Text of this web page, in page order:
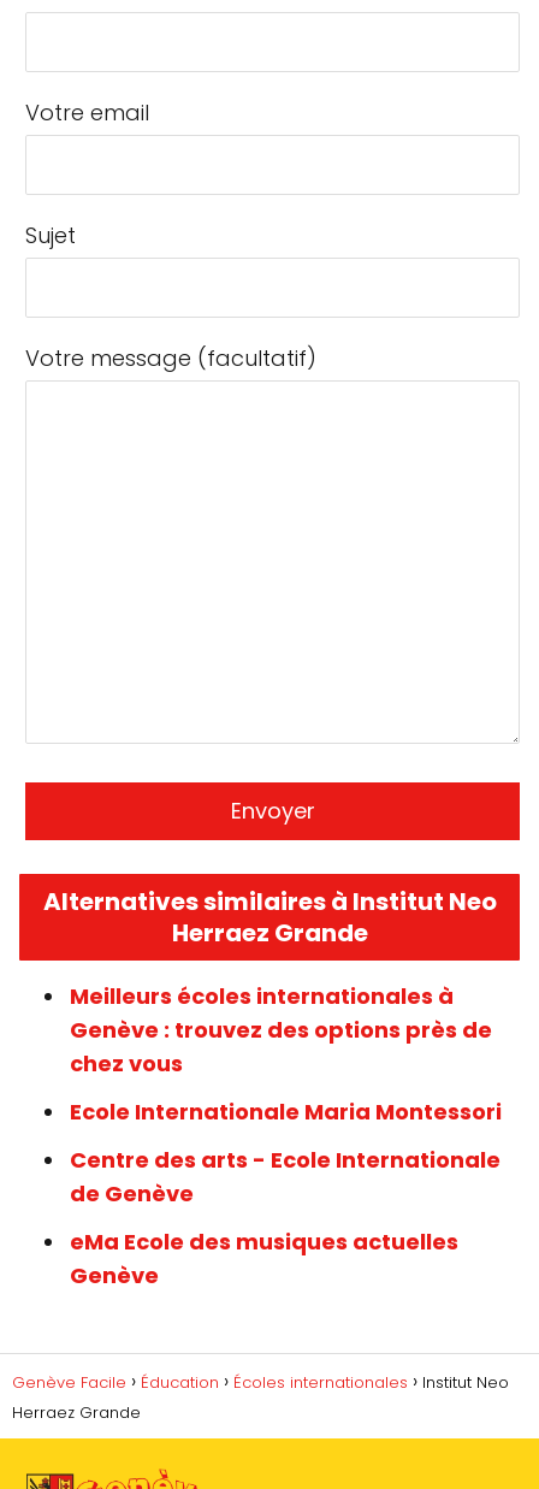
Votre email
Sujet
Votre message (facultatif)
Alternatives similaires à Institut Neo
Herraez Grande
Meilleurs écoles internationales à
Genève : trouvez des options près de
chez vous
Ecole Internationale Maria Montessori
Centre des arts - Ecole Internationale
de Genève
eMa Ecole des musiques actuelles
Genève
Genève Facile Éducation Écoles internationales
Institut Neo
Herraez Grande